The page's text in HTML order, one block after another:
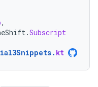
,
.Subscript
. kt